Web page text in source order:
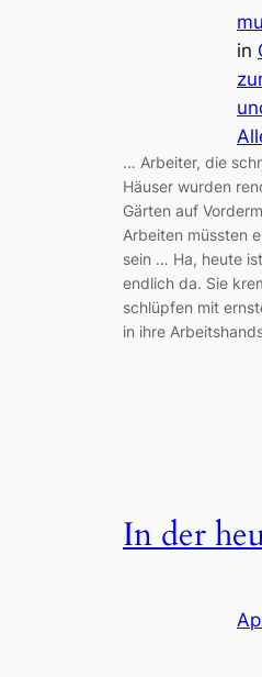
in
… Arbeiter, die
Häuser wurden
Gärten auf
Arbeiten müssten
sein … Ha, heute
endlich da. Sie
schlüpfen mit
in ihre
In der